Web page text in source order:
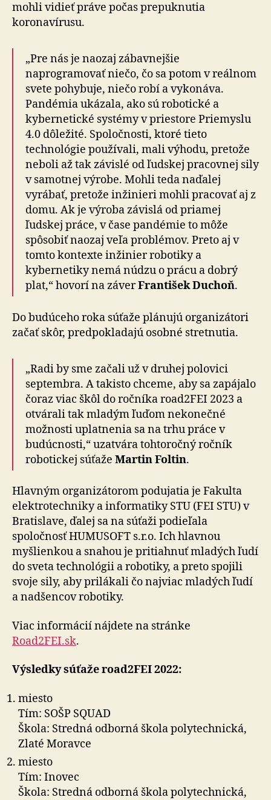
mohli vidieť práve počas prepuknutia
koronavírusu.
„Pre nás je naozaj zábavnejšie
naprogramovať niečo, čo sa potom v reálnom
svete pohybuje, niečo robí a vykonáva.
Pandémia ukázala, ako sú robotické a
kybernetické systémy v priestore Priemyslu
4.0 dôležité. Spoločnosti, ktoré tieto
technológie používali, mali výhodu, pretože
neboli až tak závislé od ľudskej pracovnej sily
v samotnej výrobe. Mohli teda naďalej
vyrábať, pretože inžinieri mohli pracovať aj z
domu. Ak je výroba závislá od priamej
ľudskej práce, v čase pandémie to môže
spôsobiť naozaj veľa problémov. Preto aj v
tomto kontexte inžinier robotiky a
kybernetiky nemá núdzu o prácu a dobrý
plat,“ hovorí na záverFrantišek Duchoň.
Do budúceho roka súťaže plánujú organizátori
začať skôr, predpokladajú osobné stretnutia.
„Radi by sme začali už v druhej polovici
septembra. A takisto chceme, aby sa zapájalo
čoraz viac škôl do ročníka road2FEI 2023 a
otvárali tak mladým ľuďom nekonečné
možnosti uplatnenia sa na trhu práce v
budúcnosti,“ uzatvára tohtoročný ročník
robotickej súťaže Martin Foltin.
Hlavným organizátorom podujatia je Fakulta
elektrotechniky a informatiky STU (FEI STU) v
Bratislave, ďalej sa na súťaži podieľala
spoločnosť HUMUSOFT s.r.o. Ich hlavnou
myšlienkou a snahou je pritiahnuť mladých ľudí
do sveta technológii a robotiky, a preto spojili
svoje sily, aby prilákali čo najviac mladých ľudí
a nadšencov robotiky.
Viac informácií nájdete na stránke
Road2FEI.sk.
Výsledky súťaže road2FEI 2022:
miesto
Tím: SOŠP SQUAD
Škola: Stredná odborná škola polytechnická,
Zlaté Moravce
miesto
Tím: Inovec
Škola: Stredná odborná škola polytechnická,